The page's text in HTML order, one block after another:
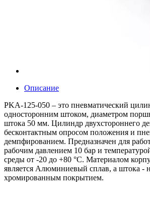
Описание
PKA-125-050 – это пневматический
односторонним штоком, диаметром
штока 50 мм. Цилиндр двухстороннего
бесконтактным опросом положения и
демпфированием. Предназначен для
рабочим давлением 10 бар и
среды от -20 до +80 °C. Материалом
является Алюминиевый сплав, а штока -
хромированным покрытием.